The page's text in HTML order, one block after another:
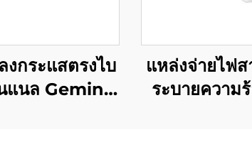
งกระแสตรงไบ
แนล Gemini
แหล่งจ่ายไฟ
ระบายความ